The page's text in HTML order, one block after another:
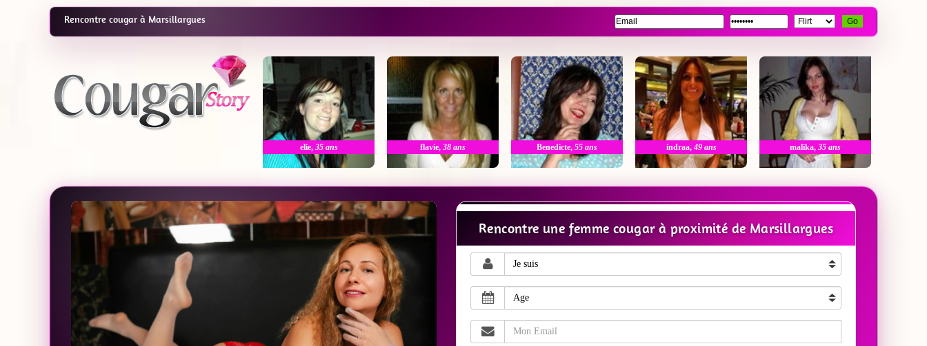
Rencontre cougar à Marsillargues Go
elie, 35 ans flavie, 38 ans Benedicte, 55 ans indraa, 49 ans malika, 35 ans
Rencontre une femme cougar à proximité de Marsillargues